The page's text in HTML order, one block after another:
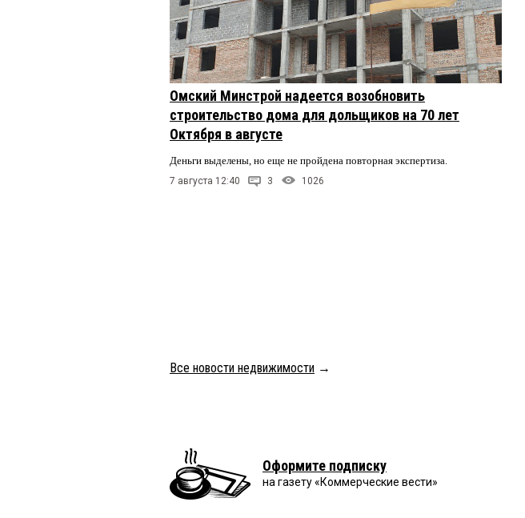
Омский Минстрой надеется возобновить
строительство дома для дольщиков на 70 лет
Октября в августе
Деньги выделены, но еще не пройдена повторная экспертиза.
7 августа 12:40 3 1026
Все новости недвижимости →
Оформите подписку
на газету «Коммерческие вести»